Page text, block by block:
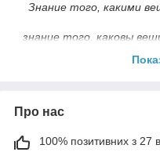
Знание того, какими
знание того, каковы
знание же
В этом разделе вы найдете
Про нас
100% позитивних з 27